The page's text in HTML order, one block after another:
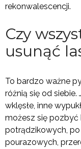
rekonwalescencji.
Czy
usunąć
To bardzo ważne
różnią się od siebie.
wklęsłe, inne
możesz się pozbyć
potrądzikowych,
pourazowych,